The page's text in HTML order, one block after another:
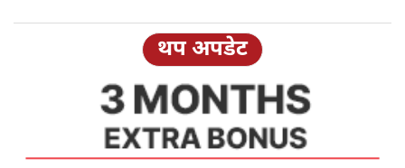
थप अपडेट